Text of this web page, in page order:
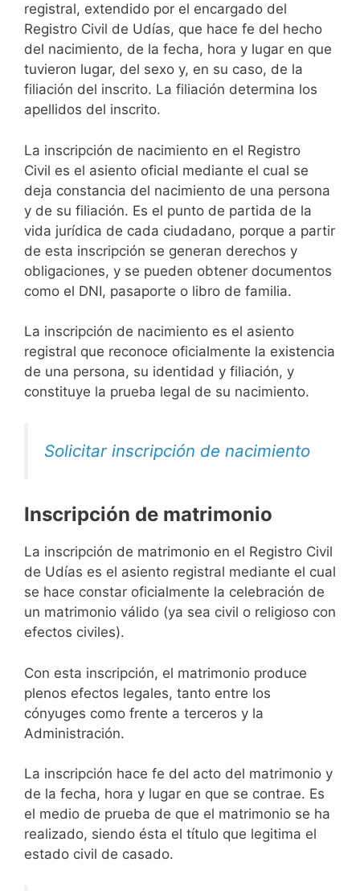
registral, extendido por el encargado del
Registro Civil de Udías, que hace fe del hecho
del nacimiento, de la fecha, hora y lugar en que
tuvieron lugar, del sexo y, en su caso, de la
filiación del inscrito. La filiación determina los
apellidos del inscrito.
La inscripción de nacimiento en el Registro
Civil es el asiento oficial mediante el cual se
deja constancia del nacimiento de una persona
y de su filiación. Es el punto de partida de la
vida jurídica de cada ciudadano, porque a partir
de esta inscripción se generan derechos y
obligaciones, y se pueden obtener documentos
como el DNI, pasaporte o libro de familia.
La inscripción de nacimiento es el asiento
registral que reconoce oficialmente la existencia
de una persona, su identidad y filiación, y
constituye la prueba legal de su nacimiento.
Solicitar inscripción de nacimiento
Inscripción de matrimonio
La inscripción de matrimonio en el Registro Civil
de Udías es el asiento registral mediante el cual
se hace constar oficialmente la celebración de
un matrimonio válido (ya sea civil o religioso con
efectos civiles).
Con esta inscripción, el matrimonio produce
plenos efectos legales, tanto entre los
cónyuges como frente a terceros y la
Administración.
La inscripción hace fe del acto del matrimonio y
de la fecha, hora y lugar en que se contrae. Es
el medio de prueba de que el matrimonio se ha
realizado, siendo ésta el título que legitima el
estado civil de casado.